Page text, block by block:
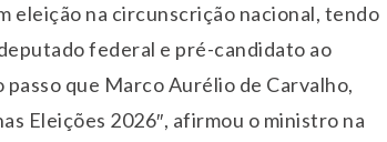
eleição na circunscrição nacional, tendo
federal e pré-candidato ao
passo que Marco Aurélio de Carvalho,
Eleições 2026″, afirmou o ministro na